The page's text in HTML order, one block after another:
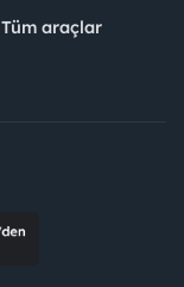
Tüm araçlar